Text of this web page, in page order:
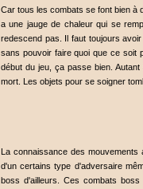
Car tous les combats se font bien à
a une jauge de chaleur qui se
redescend pas. Il faut toujours
sans pouvoir faire quoi que ce soit
début du jeu, ça passe bien.
mort. Les objets pour se soigner
La connaissance des
d'un certains type d'adversaire
boss d'ailleurs. Ces combats